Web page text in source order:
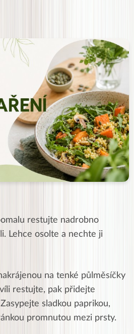
restujte nadrobno
Lehce osolte a nechte ji
na tenké půlměsíčky
restujte, pak přidejte
sladkou paprikou,
promnutou mezi prsty.